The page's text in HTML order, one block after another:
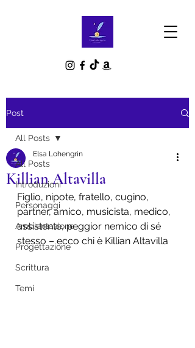
Post
All Posts
Introduzioni
Personaggi
Ambientazione
Progettazione
Scrittura
Temi
All Posts
Killian Altavilla
Elsa Lohengrin
Figlio, nipote, fratello, cugino,
partner, amico, musicista, medico,
assistente, peggior nemico di sé
stesso – ecco chi è Killian Altavilla